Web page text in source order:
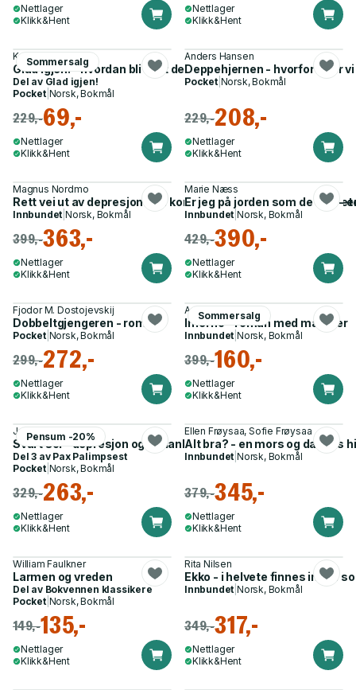
Nettlager
Klikk&Hent
Nettlager
Klikk&Hent
Sommersalg
Kristian Hall
Glad igjen! - hvordan bli kvitt depresjon steg for steg
Del av Glad igjen!
Pocket| Norsk, Bokmål
229,-69,-
Nettlager
Klikk&Hent
Anders Hansen
Deppehjernen - hvorfor føler
Pocket| Norsk, Bokmål
229,-208,-
Nettlager
Klikk&Hent
Magnus Nordmo
Rett vei ut av depresjon - en konkret og forskningsbasert
Innbundet |Norsk, Bokmål
399,-363,-
Nettlager
Klikk&Hent
Marie Næss
Er jeg på jorden som de sier -
Innbundet |Norsk, Bokmål
429,-390,-
Nettlager
Klikk&Hent
Fjodor M. Dostojevskij
Dobbeltgjengeren - roman
Pocket| Norsk, Bokmål
299,-272,-
Nettlager
Klikk&Hent
Sommersalg
Ari Behn
Inferno - roman med malerier
Innbundet |Norsk, Bokmål
399,-160,-
Nettlager
Klikk&Hent
Pensum -20%
Julia Kristeva
Svart sol - depresjon og melankoli
Del 3 av Pax Palimpsest
Pocket| Norsk, Bokmål
329,-263,-
Nettlager
Klikk&Hent
Ellen Frøysaa, Sofie Frøysaa
Alt bra? - en mors og datters
Innbundet |Norsk, Bokmål
379,-345,-
Nettlager
Klikk&Hent
William Faulkner
Larmen og vreden
Del av Bokvennen klassikere
Pocket| Norsk, Bokmål
149,-135,-
Nettlager
Klikk&Hent
Rita Nilsen
Ekko - i helvete finnes ingen
Innbundet |Norsk, Bokmål
349,-317,-
Nettlager
Klikk&Hent